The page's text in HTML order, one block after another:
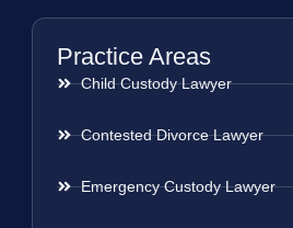
Practice Areas
Child Custody Lawyer
Contested Divorce Lawyer
Emergency Custody Lawyer